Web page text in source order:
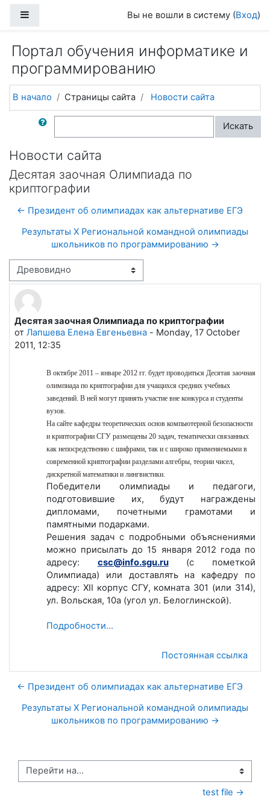
Вы не вошли в систему (Вход)
Портал обучения информатике и
программированию
В начало Страницы сайта Новости сайта
Поиск по форумам Искать
Новости сайта
Деcятая заочная Олимпиада по
криптографии
← Президент об олимпиадах как альтернативе ЕГЭ
Результаты X Региональной командной олимпиады
школьников по программированию →
Режим отображения
Деcятая заочная Олимпиада по криптографии
от Лапшева Елена Евгеньевна - Monday, 17 October
2011, 12:35
Количество ответов: 0
В октябре 2011 – январе 2012 гг. будет проводиться Десятая заочная
олимпиада по криптографии для учащихся средних учебных
заведений. В ней могут принять участие вне конкурса и студенты
вузов.
На сайте кафедры теоретических основ компьютерной безопасности
и криптографии СГУ размещены 20 задач, тематически связанных
как непосредственно с шифрами, так и с широко применяемыми в
современной криптографии разделами алгебры, теории чисел,
дискретной математики и лингвистики.
Победители олимпиады и педагоги,
подготовившие их, будут награждены
дипломами, почетными грамотами и
памятными подарками.
Решения задач с подробными объяснениями
можно присылать до 15 января 2012 года по
адресу:
csc@info.sgu.ru
(с пометкой
Олимпиада) или доставлять на кафедру по
адресу: XII корпус СГУ, комната 301 (или 314),
ул. Вольская, 10а (угол ул. Белоглинской).
Подробности...
Постоянная ссылка
← Президент об олимпиадах как альтернативе ЕГЭ
Результаты X Региональной командной олимпиады
школьников по программированию →
Перейти на...
test file →